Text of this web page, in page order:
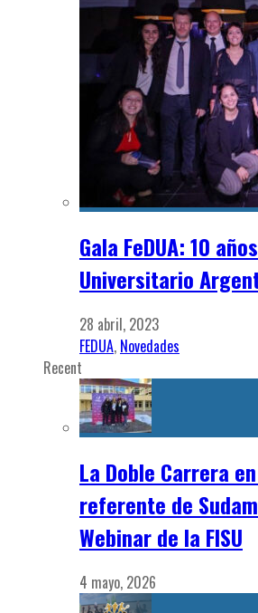
Gala FeDUA: 10
Universitario
28 abril, 2023
FEDUA, Novedades
Recent
La Doble Carrera
referente de
Webinar de la FISU
4 mayo, 2026